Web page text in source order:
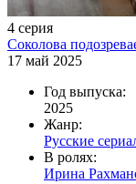
4 серия
Соколова
17 май 2025
Год выпуска:
2025
Жанр:
Русские
В ролях:
Ирина